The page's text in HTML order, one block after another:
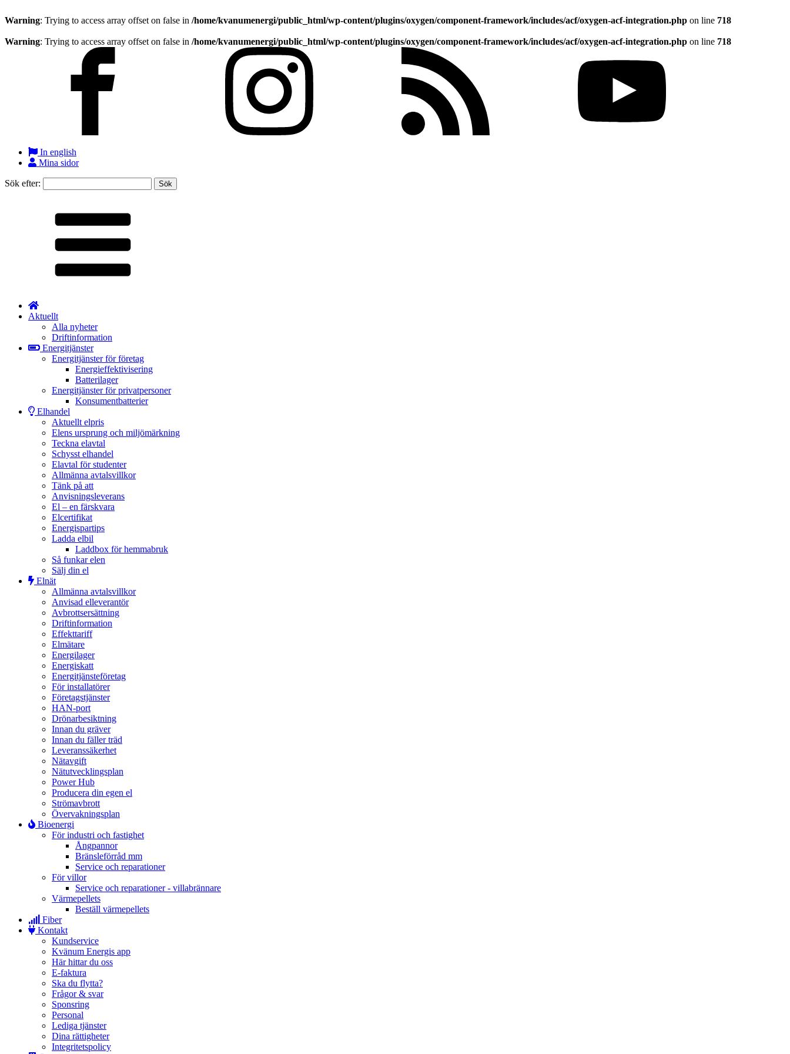
Warning: Trying to access array offset on false in /home/kvanumenergi/public_html/wp-content/plugins/oxygen/component-framework/includes/acf/oxygen-acf-integration.php on line 718
Warning: Trying to access array offset on false in /home/kvanumenergi/public_html/wp-content/plugins/oxygen/component-framework/includes/acf/oxygen-acf-integration.php on line 718
In english
Mina sidor
Sök efter:
Aktuellt
Alla nyheter
Driftinformation
Energitjänster
Energitjänster för företag
Energieffektivisering
Batterilager
Energitjänster för privatpersoner
Konsumentbatterier
Elhandel
Aktuellt elpris
Elens ursprung och miljömärkning
Teckna elavtal
Schysst elhandel
Elavtal för studenter
Allmänna avtalsvillkor
Tänk på att
Anvisningsleverans
El – en färskvara
Elcertifikat
Energispartips
Ladda elbil
Laddbox för hemmabruk
Så funkar elen
Sälj din el
Elnät
Allmänna avtalsvillkor
Anvisad elleverantör
Avbrottsersättning
Driftinformation
Effekttariff
Elmätare
Energilager
Energiskatt
Energitjänsteföretag
För installatörer
Företagstjänster
HAN-port
Drönarbesiktning
Innan du gräver
Innan du fäller träd
Leveranssäkerhet
Nätavgift
Nätutvecklingsplan
Power Hub
Producera din egen el
Strömavbrott
Övervakningsplan
Bioenergi
För industri och fastighet
Ångpannor
Bränsleförråd mm
Service och reparationer
För villor
Service och reparationer - villabrännare
Värmepellets
Beställ värmepellets
Fiber
Kontakt
Kundservice
Kvänum Energis app
Här hittar du oss
E-faktura
Ska du flytta?
Frågor & svar
Sponsring
Personal
Lediga tjänster
Dina rättigheter
Integritetspolicy